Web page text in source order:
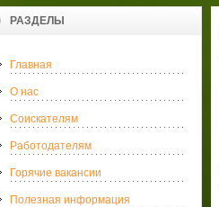
РАЗДЕЛЫ
Главная
О нас
Соискателям
Работодателям
Горячие вакансии
Полезная информация